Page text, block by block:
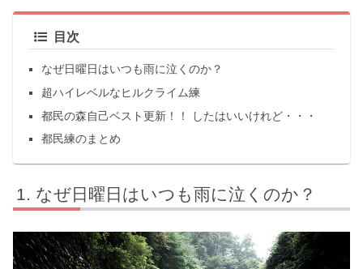
目次
なぜ日曜日はいつも雨に泣くのか？
超ハイレベルなヒルクライム練
都民の森自己ベスト更新！！ したはいいけれど・・・
都民練のまとめ
なぜ日曜日はいつも雨に泣くのか？